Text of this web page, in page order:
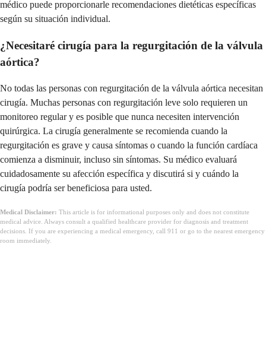
médico puede proporcionarle recomendaciones dietéticas específicas
según su situación individual.
¿Necesitaré cirugía para la regurgitación de la válvula
aórtica?
No todas las personas con regurgitación de la válvula aórtica necesitan
cirugía. Muchas personas con regurgitación leve solo requieren un
monitoreo regular y es posible que nunca necesiten intervención
quirúrgica. La cirugía generalmente se recomienda cuando la
regurgitación es grave y causa síntomas o cuando la función cardíaca
comienza a disminuir, incluso sin síntomas. Su médico evaluará
cuidadosamente su afección específica y discutirá si y cuándo la
cirugía podría ser beneficiosa para usted.
Medical Disclaimer: This article is for informational purposes only and does not constitute
medical advice. Always consult a qualified healthcare provider for diagnosis and treatment
decisions. If you are experiencing a medical emergency, call 911 or go to the nearest emergency
room immediately.